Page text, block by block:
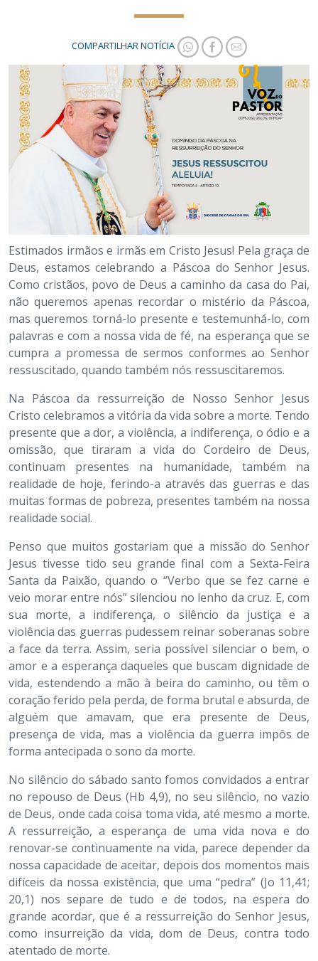
COMPARTILHAR NOTÍCIA
Estimados irmãos e irmãs em Cristo Jesus! Pela graça de
Deus, estamos celebrando a Páscoa do Senhor Jesus.
Como cristãos, povo de Deus a caminho da casa do Pai,
não queremos apenas recordar o mistério da Páscoa,
mas queremos torná-lo presente e testemunhá-lo, com
palavras e com a nossa vida de fé, na esperança que se
cumpra a promessa de sermos conformes ao Senhor
ressuscitado, quando também nós ressuscitaremos.
Na Páscoa da ressurreição de Nosso Senhor Jesus
Cristo celebramos a vitória da vida sobre a morte. Tendo
presente que a dor, a violência, a indiferença, o ódio e a
omissão, que tiraram a vida do Cordeiro de Deus,
continuam presentes na humanidade, também na
realidade de hoje, ferindo-a através das guerras e das
muitas formas de pobreza, presentes também na nossa
realidade social.
Penso que muitos gostariam que a missão do Senhor
Jesus tivesse tido seu grande final com a Sexta-Feira
Santa da Paixão, quando o “Verbo que se fez carne e
veio morar entre nós” silenciou no lenho da cruz. E, com
sua morte, a indiferença, o silêncio da justiça e a
violência das guerras pudessem reinar soberanas sobre
a face da terra. Assim, seria possível silenciar o bem, o
amor e a esperança daqueles que buscam dignidade de
vida, estendendo a mão à beira do caminho, ou têm o
coração ferido pela perda, de forma brutal e absurda, de
alguém que amavam, que era presente de Deus,
presença de vida, mas a violência da guerra impôs de
forma antecipada o sono da morte.
No silêncio do sábado santo fomos convidados a entrar
no repouso de Deus (Hb 4,9), no seu silêncio, no vazio
de Deus, onde cada coisa toma vida, até mesmo a morte.
A ressurreição, a esperança de uma vida nova e do
renovar-se continuamente na vida, parece depender da
nossa capacidade de aceitar, depois dos momentos mais
difíceis da nossa existência, que uma “pedra” (Jo 11,41;
20,1) nos separe de tudo e de todos, na espera do
grande acordar, que é a ressurreição do Senhor Jesus,
como insurreição da vida, dom de Deus, contra todo
atentado de morte.